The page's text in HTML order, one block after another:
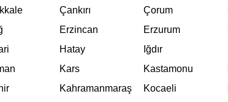
Çankırı Çorum
Erzincan Erzurum
Hatay Iğdır
Kars Kastamonu
Kahramanmaraş Kocaeli